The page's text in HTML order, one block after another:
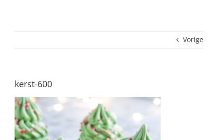
Vorige
kerst-600